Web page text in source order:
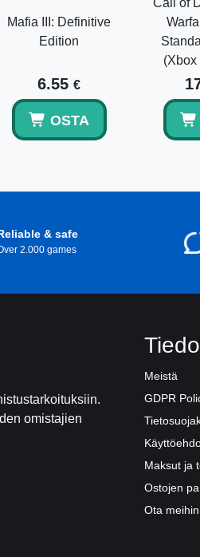
Mafia III: Definitive
Edition
6.55 €
OSTA
Call of
(Xbox
& safe
2.000 games
omistajien
Meistä
GDPR
Maksut ja
Ostojen
Ota